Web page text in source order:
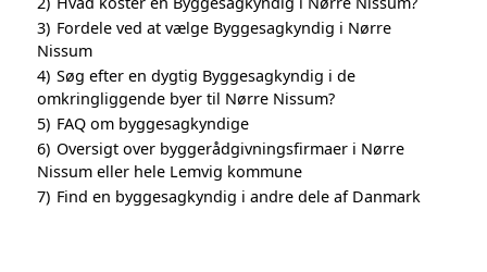
3) Fordele ved at vælge Byggesagkyndig i Nørre
Nissum
4) Søg efter en dygtig Byggesagkyndig i de
omkringliggende byer til Nørre Nissum?
5) FAQ om byggesagkyndige
6) Oversigt over byggerådgivningsfirmaer i Nørre
Nissum eller hele Lemvig kommune
7) Find en byggesagkyndig i andre dele af Danmark